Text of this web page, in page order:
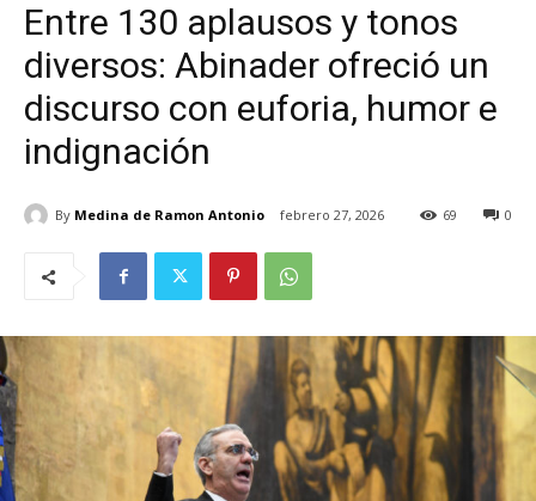
Entre 130 aplausos y tonos
diversos: Abinader ofreció un
discurso con euforia, humor e
indignación
By Medina de Ramon Antonio febrero 27, 2026 0
69